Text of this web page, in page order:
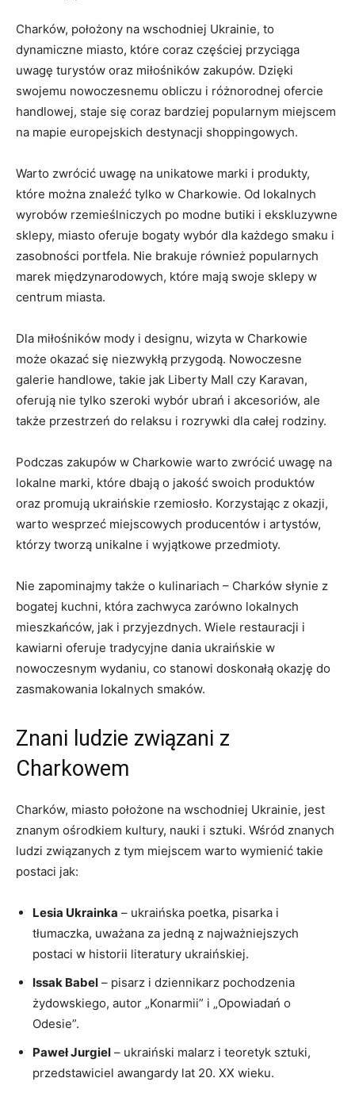
Charków, położony na wschodniej Ukrainie, to
dynamiczne miasto, które⁣ coraz częściej⁣ przyciąga
uwagę turystów oraz miłośników zakupów. Dzięki
swojemu nowoczesnemu obliczu i różnorodnej ofercie
handlowej, staje się coraz bardziej popularnym miejscem
na mapie europejskich destynacji shoppingowych.
Warto ⁣zwrócić uwagę na unikatowe marki i produkty,
które można znaleźć tylko w Charkowie. Od lokalnych
wyrobów rzemieślniczych po modne⁣ butiki i ekskluzywne
sklepy, miasto oferuje⁤ bogaty wybór dla każdego smaku⁤ i
⁣zasobności portfela. Nie brakuje również popularnych
marek międzynarodowych, które mają swoje sklepy w
centrum miasta.
Dla miłośników mody i ⁢designu, wizyta w Charkowie
może ‍okazać się niezwykłą przygodą. Nowoczesne
galerie handlowe, takie jak Liberty Mall czy Karavan,
oferują nie tylko szeroki​ wybór ⁣ubrań⁤ i akcesoriów,​ ale
także⁤ przestrzeń do relaksu i rozrywki dla⁣ całej rodziny.
Podczas zakupów​ w Charkowie warto zwrócić⁢ uwagę na
lokalne marki, które dbają o jakość swoich produktów
oraz ⁢promują ukraińskie rzemiosło. Korzystając z okazji,
‌warto​ wesprzeć miejscowych producentów ⁤i artystów,
którzy tworzą unikalne i​ wyjątkowe przedmioty.
Nie zapominajmy także o kulinariach – Charków słynie z
bogatej kuchni, która zachwyca zarówno lokalnych
mieszkańców, jak ⁢i przyjezdnych. Wiele restauracji i
kawiarni oferuje tradycyjne dania ukraińskie w
nowoczesnym wydaniu, co stanowi doskonałą okazję do
zasmakowania lokalnych‍ smaków.
Znani ludzie związani ⁢z
Charkowem
Charków, ⁢miasto położone na wschodniej Ukrainie, jest
znanym ośrodkiem kultury, nauki i sztuki. Wśród znanych
ludzi związanych ⁢z tym miejscem warto⁢ wymienić takie
postaci jak:
Lesia Ukrainka – ukraińska poetka, pisarka i
⁤tłumaczka, uważana za jedną z najważniejszych
postaci w historii literatury ukraińskiej.
Issak‍ Babel – pisarz i dziennikarz pochodzenia
żydowskiego, autor „Konarmii” ​i „Opowiadań o
Odesie”.
Paweł Jurgiel – ukraiński malarz i teoretyk‍ sztuki,
przedstawiciel awangardy⁤ lat 20. XX wieku.